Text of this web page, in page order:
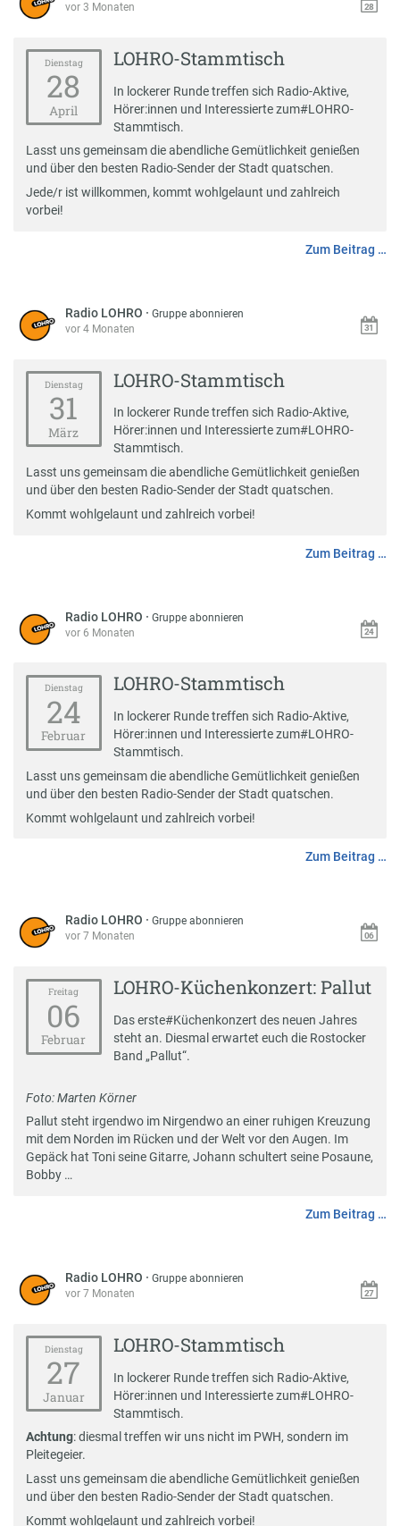
vor 3 Monaten
Dienstag
28
April
LOHRO-Stammtisch
In lockerer Runde treffen sich Radio-Aktive,
Hörer:innen und Interessierte zum#LOHRO-
Stammtisch.
Lasst uns gemeinsam die abendliche Gemütlichkeit genießen
und über den besten Radio-Sender der Stadt quatschen.
Jede/r ist willkommen, kommt wohlgelaunt und zahlreich
vorbei!
Zum Beitrag …
Radio LOHRO ·Gruppe abonnieren
vor 4 Monaten
Dienstag
31
März
LOHRO-Stammtisch
In lockerer Runde treffen sich Radio-Aktive,
Hörer:innen und Interessierte zum#LOHRO-
Stammtisch.
Lasst uns gemeinsam die abendliche Gemütlichkeit genießen
und über den besten Radio-Sender der Stadt quatschen.
Kommt wohlgelaunt und zahlreich vorbei!
Zum Beitrag …
Radio LOHRO ·Gruppe abonnieren
vor 6 Monaten
Dienstag
24
Februar
LOHRO-Stammtisch
In lockerer Runde treffen sich Radio-Aktive,
Hörer:innen und Interessierte zum#LOHRO-
Stammtisch.
Lasst uns gemeinsam die abendliche Gemütlichkeit genießen
und über den besten Radio-Sender der Stadt quatschen.
Kommt wohlgelaunt und zahlreich vorbei!
Zum Beitrag …
Radio LOHRO ·Gruppe abonnieren
vor 7 Monaten
Freitag
06
Februar
LOHRO-Küchenkonzert: Pallut
Das erste#Küchenkonzert des neuen Jahres
steht an. Diesmal erwartet euch die Rostocker
Band „Pallut“.
Foto: Marten Körner
Pallut steht irgendwo im Nirgendwo an einer ruhigen Kreuzung
mit dem Norden im Rücken und der Welt vor den Augen. Im
Gepäck hat Toni seine Gitarre, Johann schultert seine Posaune,
Bobby …
Zum Beitrag …
Radio LOHRO ·Gruppe abonnieren
vor 7 Monaten
Dienstag
27
Januar
LOHRO-Stammtisch
In lockerer Runde treffen sich Radio-Aktive,
Hörer:innen und Interessierte zum#LOHRO-
Stammtisch.
Achtung: diesmal treffen wir uns nicht im PWH, sondern im
Pleitegeier.
Lasst uns gemeinsam die abendliche Gemütlichkeit genießen
und über den besten Radio-Sender der Stadt quatschen.
Kommt wohlgelaunt und zahlreich vorbei!